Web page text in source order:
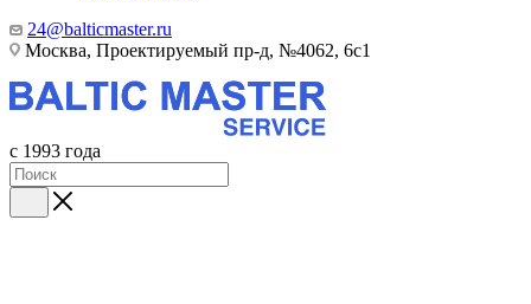
24@balticmaster.ru
Москва, Проектируемый пр-д, №4062, 6с1
с 1993 года